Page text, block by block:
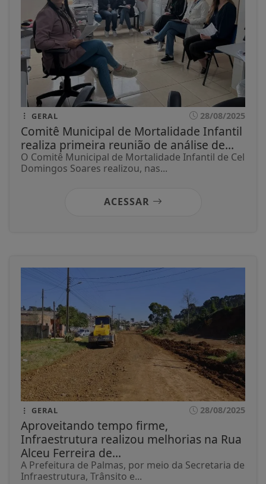
GERAL 28/08/2025
Comitê Municipal de Mortalidade Infantil
realiza primeira reunião de análise de...
O Comitê Municipal de Mortalidade Infantil de Cel
Domingos Soares realizou, nas...
ACESSAR
GERAL 28/08/2025
Aproveitando tempo firme,
Infraestrutura realizou melhorias na Rua
Alceu Ferreira de...
A Prefeitura de Palmas, por meio da Secretaria de
Infraestrutura, Trânsito e...